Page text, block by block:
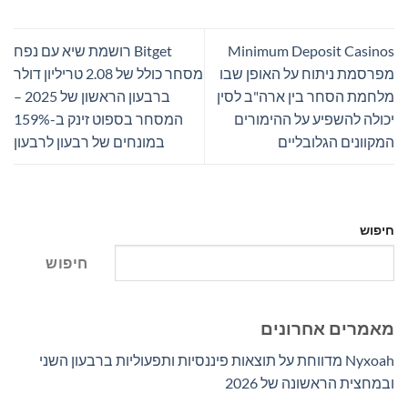
Minimum Deposit Casinos
מפרסמת ניתוח על האופן שבו
מלחמת הסחר בין ארה"ב לסין
יכולה להשפיע על ההימורים
המקוונים הגלובליים
Bitget רושמת שיא עם נפח
מסחר כולל של 2.08 טריליון דולר
ברבעון הראשון של 2025 –
המסחר בספוט זינק ב-159%
במונחים של רבעון לרבעון
חיפוש
חיפוש
מאמרים אחרונים
Nyxoah מדווחת על תוצאות פיננסיות ותפעוליות ברבעון השני
ובמחצית הראשונה של 2026